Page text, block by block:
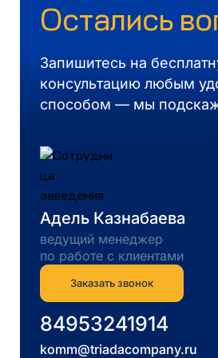
Остались
Запишитесь на
консультацию любым
способом — мы
Адель Казнабаева
ведущий менеджер
по работе с клиентами
Заказать звонок
84953241914
komm@triadacompany.ru